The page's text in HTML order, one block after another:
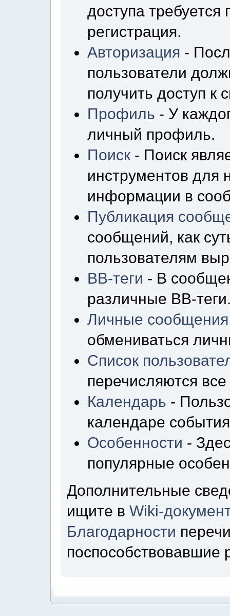
доступа
регистрация.
Авторизация -
пользователи
получить доступ к
Профиль - У
личный профиль.
Поиск - Поиск
инструментов для
информации в
Публикация
сообщений, как
пользователям
BB-теги - В
различные BB-
Личные сообщения
обмениваться
Список
перечисляются
Календарь -
календаре
Особенности -
популярные
Дополнительные
ищите вWiki-
Благодарности
поспособствовавшие